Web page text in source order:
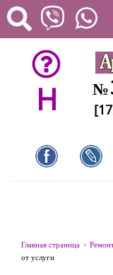
H №
Главная страница
от услуги